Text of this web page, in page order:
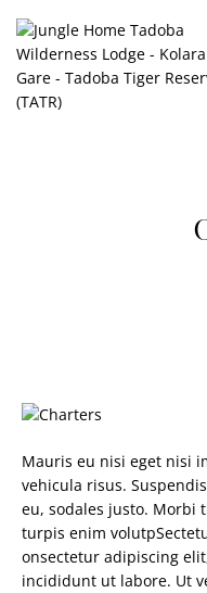
Mauris eu nisi eget nisi
vehicula risus.
eu, sodales justo. Morbi
turpis enim
onsectetur adipiscing
incididunt ut labore. Ut